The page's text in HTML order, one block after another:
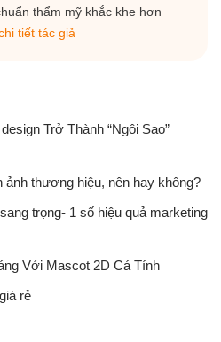
thẩm mỹ khắc khe hơn
tiết tác giả
Trở Thành “Ngôi Sao”
thương hiệu, nên hay không?
trọng- 1 số hiệu quả marketing
Với Mascot 2D Cá Tính
rẻ